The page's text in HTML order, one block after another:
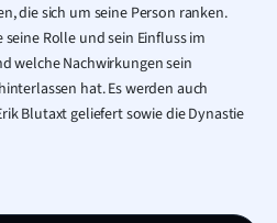
die sich um seine Person ranken.
Rolle und sein Einfluss im
welche Nachwirkungen sein
hat. Es werden auch
Blutaxt geliefert sowie die Dynastie